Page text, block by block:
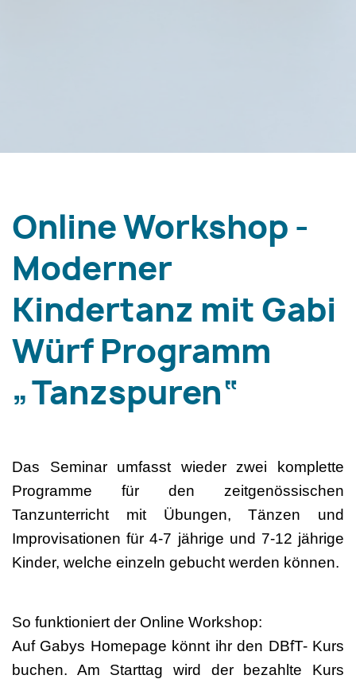
Online Workshop -
Moderner
Kindertanz mit Gabi
Würf Programm
„Tanzspuren“
Das Seminar umfasst wieder zwei komplette
Programme für den zeitgenössischen
Tanzunterricht mit Übungen, Tänzen und
Improvisationen für 4-7 jährige und 7-12 jährige
Kinder, welche einzeln gebucht werden können.
So funktioniert der Online Workshop:
Auf Gabys Homepage könnt ihr den DBfT- Kurs
buchen. Am Starttag wird der bezahlte Kurs